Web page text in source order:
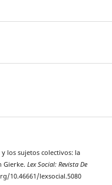
y los sujetos colectivos: la
Gierke. Lex Social: Revista De
10.46661/lexsocial.5080